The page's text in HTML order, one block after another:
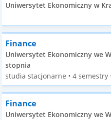
Uniwersytet Ekonomiczny w
Finance
Uniwersytet Ekonomiczny we
stopnia
studia stacjonarne • 4 semestry
Finance
Uniwersytet Ekonomiczny we